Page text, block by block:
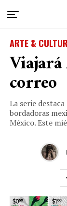
ARTE &
correo
La serie
bordadoras
México. Este